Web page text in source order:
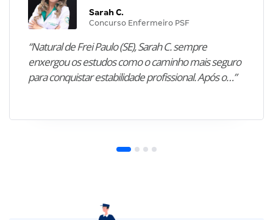
Sarah C.
Concurso Enfermeiro PSF
“Natural de Frei Paulo (SE), Sarah C. sempre
enxergou os estudos como o caminho mais seguro
para conquistar estabilidade profissional. Após o…”